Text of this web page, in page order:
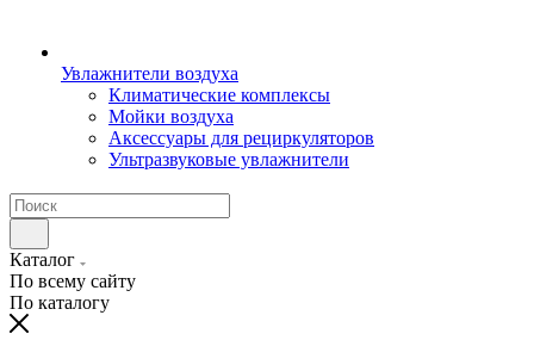
Увлажнители воздуха
Климатические комплексы
Мойки воздуха
Аксессуары для рециркуляторов
Ультразвуковые увлажнители
Каталог
По всему сайту
По каталогу